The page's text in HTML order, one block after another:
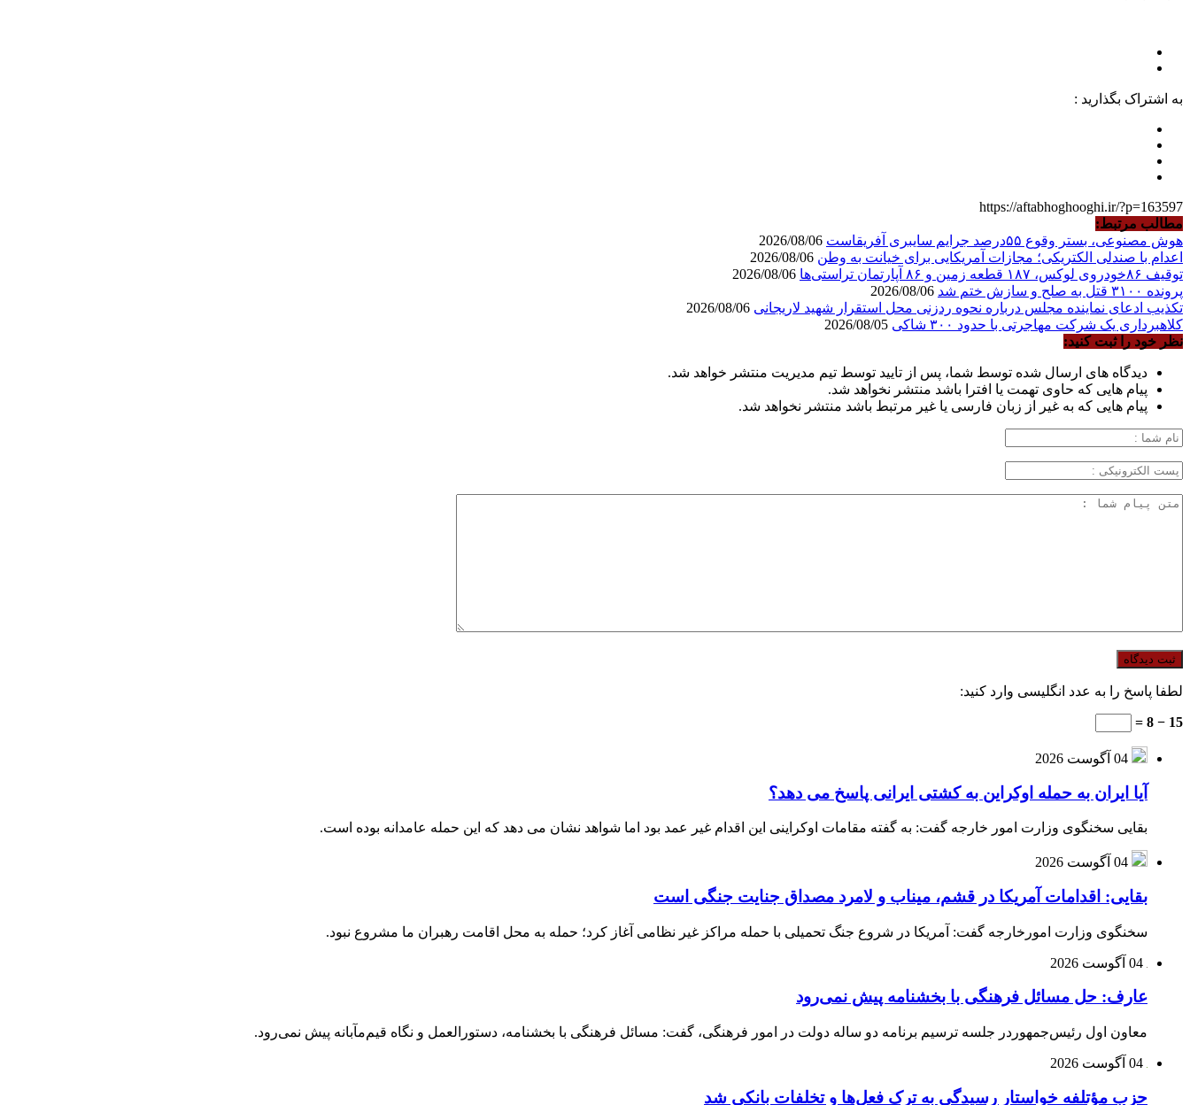
به اشتراک بگذارید :
https://aftabhoghooghi.ir/?p=163597
مطالب مرتبط:
هوش مصنوعی، بستر وقوع ۵۵درصد جرایم سایبری آفریقاست
اعدام با صندلی الکتریکی؛ مجازات آمریکایی برای خیانت به وطن
توقیف ۸۶خودروی لوکس، ۱۸۷ قطعه زمین و ۸۶ آپارتمان تراستی‌ها
پرونده ۳۱۰۰ قتل به صلح و سازش ختم شد
تکذیب ادعای نماینده مجلس درباره نحوه ردزنی محل استقرار شهید لاریجانی
کلاهبرداری یک شرکت مهاجرتی با حدود ۳۰۰ شاکی
نظر خود را ثبت کنید:
دیدگاه های ارسال شده توسط شما، پس از تایید توسط تیم مدیریت منتشر خواهد شد.
پیام هایی که حاوی تهمت یا افترا باشد منتشر نخواهد شد.
پیام هایی که به غیر از زبان فارسی یا غیر مرتبط باشد منتشر نخواهد شد.
لطفا پاسخ را به عدد انگلیسی وارد کنید:
15 − 8 =
04 آگوست 2026
آیا ایران به حمله اوکراین به کشتی ایرانی پاسخ می دهد؟
بقایی سخنگوی وزارت امور خارجه گفت: به گفته مقامات اوکراینی این اقدام غیر عمد بود اما شواهد نشان می دهد که این حمله عامدانه بوده است.
04 آگوست 2026
بقایی: اقدامات آمریکا در قشم، میناب و لامرد مصداق جنایت جنگی است
سخنگوی وزارت امورخارجه گفت: آمریکا در شروع جنگ تحمیلی با حمله مراکز غیر نظامی آغاز کرد؛ حمله به محل اقامت رهبران ما مشروع نبود.
04 آگوست 2026
عارف: حل مسائل فرهنگی با بخشنامه پیش نمی‌رود
معاون اول رئیس‌جمهوردر جلسه ترسیم برنامه دو ساله دولت در امور فرهنگی، گفت: مسائل فرهنگی با بخشنامه، دستورالعمل و نگاه قیم‌مآبانه پیش نمی‌رود.
04 آگوست 2026
حزب مؤتلفه خواستار رسیدگی به ترک فعل‌ها و تخلفات بانکی شد